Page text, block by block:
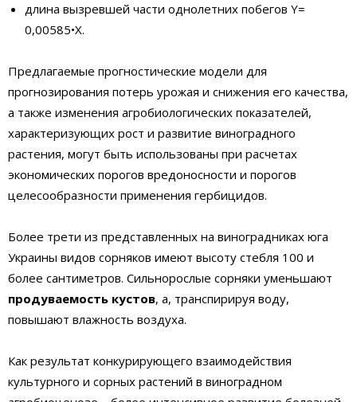
длина вызревшей части однолетних побегов Y=
0,00585•X.
Предлагаемые прогностические модели для
прогнозирования потерь урожая и снижения его качества,
а также изменения агробиологических показателей,
характеризующих рост и развитие виноградного
растения, могут быть использованы при расчетах
экономических порогов вредоносности и порогов
целесообразности применения гербицидов.
Более трети из представленных на виноградниках юга
Украины видов сорняков имеют высоту стебля 100 и
более сантиметров. Сильнорослые сорняки уменьшают
продуваемость кустов, а, транспирируя воду,
повышают влажность воздуха.
Как результат конкурирующего взаимодействия
культурного и сорных растений в виноградном